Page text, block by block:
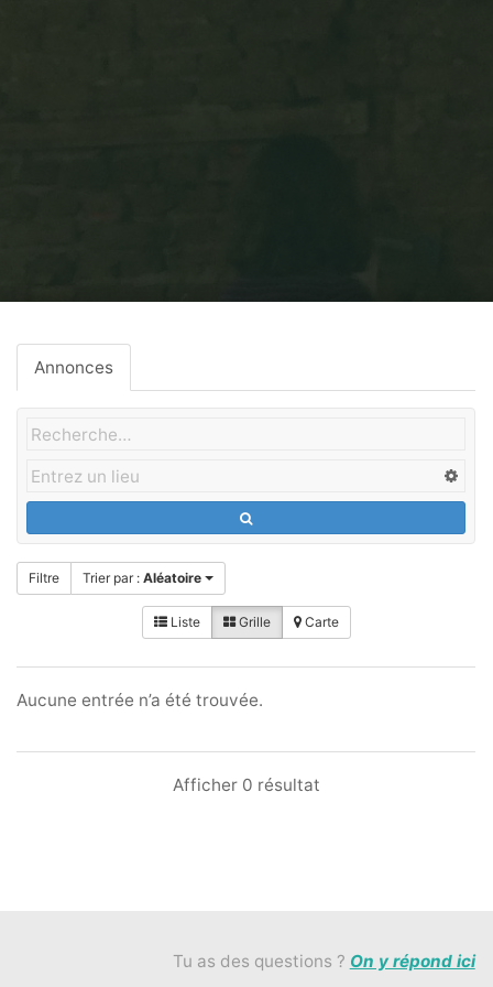
Annonces
Filtre Trier par :Aléatoire
Liste Grille Carte
Aucune entrée n’a été trouvée.
Afficher 0 résultat
Tu as des questions ? On y répond ici